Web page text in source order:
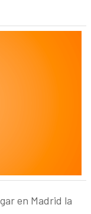
en Madrid la